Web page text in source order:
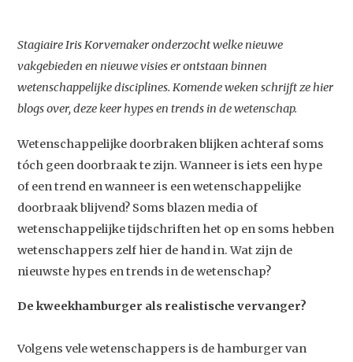
Stagiaire Iris Korvemaker onderzocht welke nieuwe
vakgebieden en nieuwe visies er ontstaan binnen
wetenschappelijke disciplines. Komende weken schrijft ze hier
blogs over, deze keer hypes en trends in de wetenschap.
Wetenschappelijke doorbraken blijken achteraf soms
tóch geen doorbraak te zijn. Wanneer is iets een hype
of een trend en wanneer is een wetenschappelijke
doorbraak blijvend? Soms blazen media of
wetenschappelijke tijdschriften het op en soms hebben
wetenschappers zelf hier de hand in. Wat zijn de
nieuwste hypes en trends in de wetenschap?
De kweekhamburger als realistische vervanger?
Volgens vele wetenschappers is de hamburger van